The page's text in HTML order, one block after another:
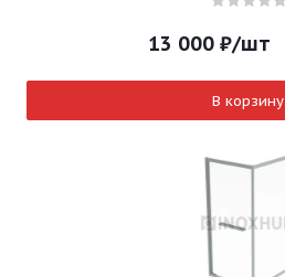
13 000 ₽/шт
В корзину